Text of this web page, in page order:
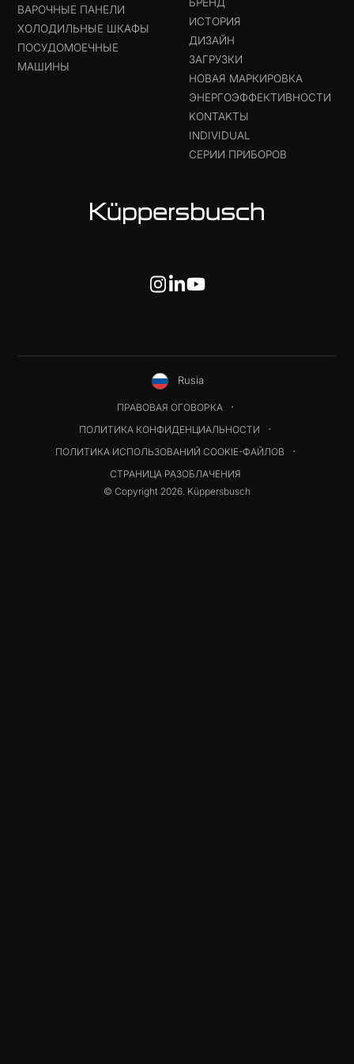
ВАРОЧНЫЕ ПАНЕЛИ
ХОЛОДИЛЬНЫЕ ШКАФЫ
ПОСУДОМОЕЧНЫЕ
МАШИНЫ
БРЕНД
ИСТОРИЯ
ДИЗАЙН
ЗАГРУЗКИ
НОВАЯ МАРКИРОВКА
ЭНЕРГОЭФФЕКТИВНОСТИ
KONTAKTЫ
INDIVIDUAL
СЕРИИ ПРИБОРОВ
Rusia
ПРАВОВАЯ ОГОВОРКА
ПОЛИТИКА КОНФИДЕНЦИАЛЬНОСТИ
ПОЛИТИКА ИСПОЛЬЗОВАНИЙ COOKIE-ФАЙЛОВ
СТРАНИЦА РАЗОБЛАЧЕНИЯ
© Copyright 2026. Küppersbusch